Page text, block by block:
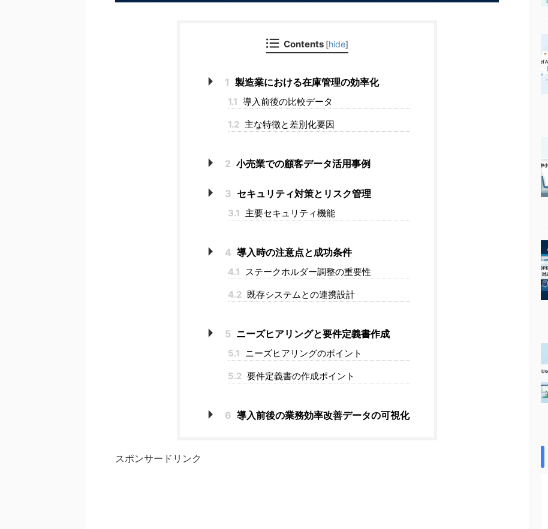
Contents [hide]
1 製造業における在庫管理の効率化
1.1 導入前後の比較データ
1.2 主な特徴と差別化要因
2 小売業での顧客データ活用事例
3 セキュリティ対策とリスク管理
3.1 主要セキュリティ機能
4 導入時の注意点と成功条件
4.1 ステークホルダー調整の重要性
4.2 既存システムとの連携設計
5 ニーズヒアリングと要件定義書作成
5.1 ニーズヒアリングのポイント
5.2 要件定義書の作成ポイント
6 導入前後の業務効率改善データの可視化
スポンサードリンク